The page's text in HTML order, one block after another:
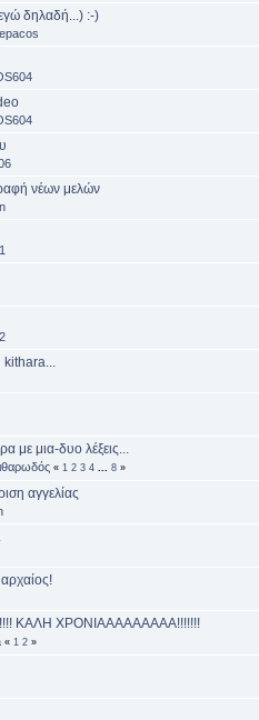
δηλαδή...) :-)
νέων μελών
με μια-δυο λέξεις...
« 1 2 3 4 8 »
αγγελίας
ΚΑΛΗ ΧΡΟΝΙΑΑΑΑΑΑΑΑΑ!!!!!!!
« 1 2 »